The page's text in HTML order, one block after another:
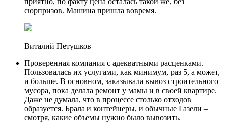
сюрпризов. Машина пришла вовремя.
Виталий Петушков
Проверенная компания с адекватными расценками.
Пользовалась их услугами, как минимум, раз 5, а может,
и больше. В основном, заказывала вывоз строительного
мусора, пока делала ремонт у мамы и в своей квартире.
Даже не думала, что в процессе столько отходов
образуется. Брала и контейнеры, и обычные Газели –
смотря, какие объемы нужно было вывозить.